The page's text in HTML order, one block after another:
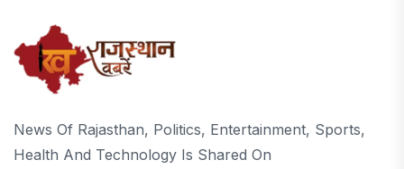
News Of Rajasthan, Politics, Entertainment, Sports,
Health And Technology Is Shared On